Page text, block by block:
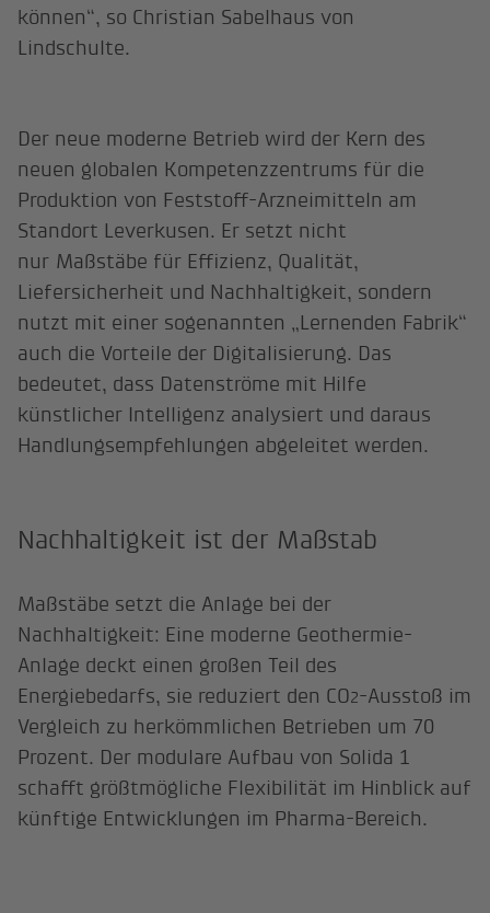
können“, so Christian Sabelhaus von
Lindschulte.
Der neue moderne Betrieb wird der Kern des
neuen globalen Kompetenzzentrums für die
Produktion von Feststoff-Arzneimitteln am
Standort Leverkusen. Er setzt nicht
nur Maßstäbe für Effizienz, Qualität,
Liefersicherheit und Nachhaltigkeit, sondern
nutzt mit einer sogenannten „Lernenden Fabrik“
auch die Vorteile der Digitalisierung. Das
bedeutet, dass Datenströme mit Hilfe
künstlicher Intelligenz analysiert und daraus
Handlungsempfehlungen abgeleitet werden.
Nachhaltigkeit ist der Maßstab
Maßstäbe setzt die Anlage bei der
Nachhaltigkeit: Eine moderne Geothermie-
Anlage deckt einen großen Teil des
Energiebedarfs, sie reduziert den CO2-Ausstoß im
Vergleich zu herkömmlichen Betrieben um 70
Prozent. Der modulare Aufbau von Solida 1
schafft größtmögliche Flexibilität im Hinblick auf
künftige Entwicklungen im Pharma-Bereich.